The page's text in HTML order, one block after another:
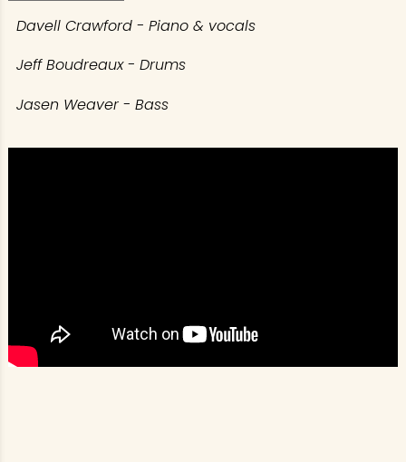
Davell Crawford - Piano & vocals
Jeff Boudreaux - Drums
Jasen Weaver - Bass